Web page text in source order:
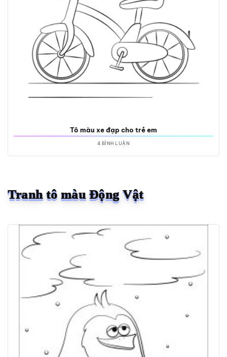
Tô màu xe đạp cho trẻ em
4 BÌNH LUẬN
Tranh tô màu Động Vật